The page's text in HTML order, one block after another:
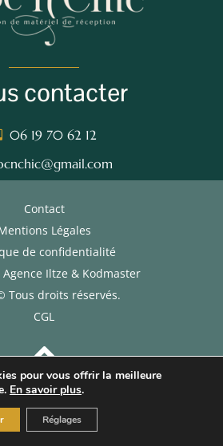
contacter
06 19 70 62 12
Contact
Légales
de confidentialité
Iltze & Kodmaster
Tous droits réservés.
CGL
pour vous offrir la meilleure
En savoir plus.
Réglages